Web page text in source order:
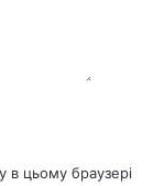
в цьому браузері